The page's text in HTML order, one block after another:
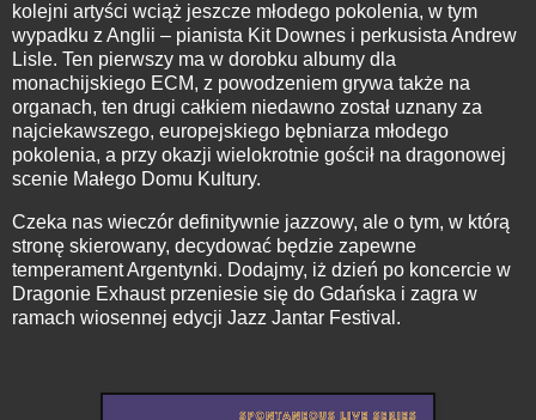
kolejni artyści wciąż jeszcze młodego pokolenia, w tym
wypadku z Anglii – pianista Kit Downes i perkusista Andrew
Lisle. Ten pierwszy ma w dorobku albumy dla
monachijskiego ECM, z powodzeniem grywa także na
organach, ten drugi całkiem niedawno został uznany za
najciekawszego, europejskiego bębniarza młodego
pokolenia, a przy okazji wielokrotnie gościł na dragonowej
scenie Małego Domu Kultury.
Czeka nas wieczór definitywnie jazzowy, ale o tym, w którą
stronę skierowany, decydować będzie zapewne
temperament Argentynki. Dodajmy, iż dzień po koncercie w
Dragonie Exhaust przeniesie się do Gdańska i zagra w
ramach wiosennej edycji Jazz Jantar Festival.